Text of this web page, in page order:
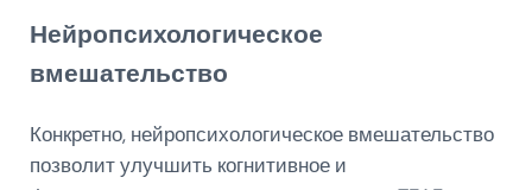
Нейропсихологическое
вмешательство
Конкретно, нейропсихологическое вмешательство
позволит улучшить когнитивное и